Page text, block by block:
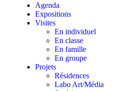
Agenda
Expositions
Visites
En individuel
En classe
En famille
En groupe
Projets
Résidences
Labo Art/Média